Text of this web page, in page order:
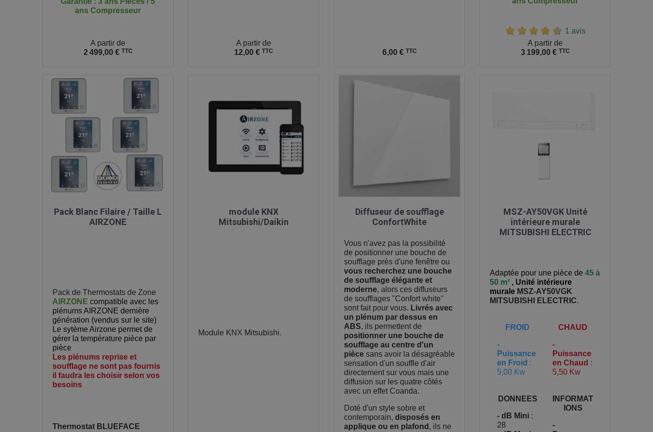
ans Compresseur
A partir de
2 499,00 € TTC
A partir de
12,00 € TTC 6,00 € TTC
1 avis
A partir de
3 199,00 € TTC
Pack Blanc Filaire / Taille L
AIRZONE
Pack de Thermostats de Zone
AIRZONE compatible avec les
plénums AIRZONE dernière
génération (vendus sur le site)
Le sytème Airzone permet de
gérer la température pièce par
pièce
Les plénums reprise et
soufflage ne sont pas fournis
il faudra les choisir selon vos
besoins
Thermostat BLUEFACE
module KNX
Mitsubishi/Daikin
Module KNX Mitsubishi.
Diffuseur de soufflage
ConfortWhite
Vous n'avez pas la possibilité
de positionner une bouche de
soufflage près d'une fenêtre ou
vous recherchez une bouche
de soufflage élégante et
moderne, alors ces diffuseurs
de soufflages "Confort white"
sont fait pour vous. Livrés avec
un plénum par dessus en
ABS, ils permettent de
positionner une bouche de
soufflage au centre d'un
pièce sans avoir la désagréable
sensation d'un souffle d'air
directement sur vous mais une
diffusion sur les quatre côtés
avec un effet Coanda.
Doté d'un style sobre et
contemporain, disposés en
applique ou en plafond , ils ne
MSZ-AY50VGK Unité
intérieure murale
MITSUBISHI ELECTRIC
Adaptée pour une pièce de 45 à
50 m² , Unité intérieure
murale MSZ-AY50VGK
MITSUBISHI ELECTRIC.
FROID
-
Puissance
en Froid :
5,00 Kw
CHAUD
-
Puissance
en Chaud :
5,50 Kw
DONNEES
- dB Mini :
28
INFORMAT
IONS
-